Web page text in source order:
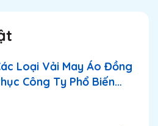
Loại Vải May Áo Đồng
Công Ty Phổ Biến